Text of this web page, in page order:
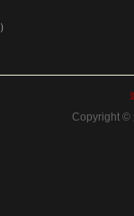
Copyright